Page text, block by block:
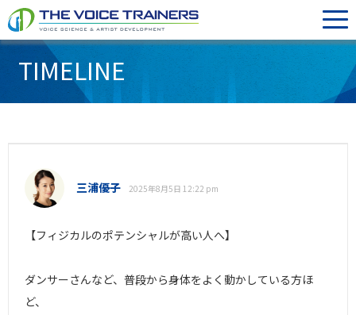
TIMELINE
三浦優子 2025年8月5日 12:22 pm
【フィジカルのポテンシャルが高い人へ】
ダンサーさんなど、普段から身体をよく動かしている方ほ
ど、